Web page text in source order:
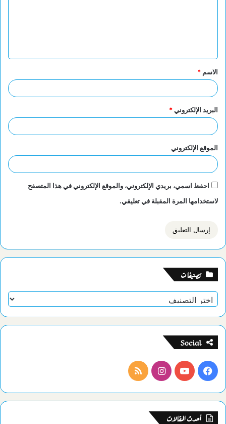
ق
*
الاسم *
البريد الإلكتروني*
الموقع الإلكتروني
احفظ اسمي، بريدي الإلكتروني، والموقع الإلكتروني في هذا المتصفح
لاستخدامها المرة المقبلة في تعليقي.
تصنيفات
تصنيفات
Social
فيسبوكيوتيوبانستقرامملخص
الموقع
أحدث المقالات